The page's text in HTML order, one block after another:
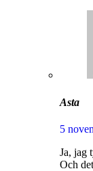
Asta
5
Ja, jag
Och